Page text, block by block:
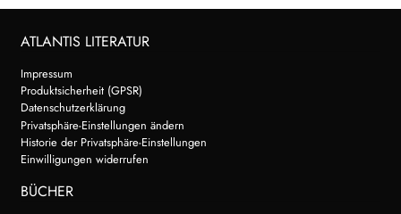
ATLANTIS LITERATUR
Impressum
Produktsicherheit (GPSR)
Datenschutzerklärung
Privatsphäre-Einstellungen ändern
Historie der Privatsphäre-Einstellungen
Einwilligungen widerrufen
BÜCHER